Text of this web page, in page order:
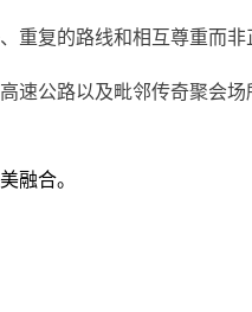
复的路线和相互尊重而非
速公路以及毗邻传奇聚会
融合。